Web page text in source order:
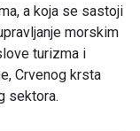
a koja se sastoji
morskim
turizma i
Crvenog krsta
sektora.